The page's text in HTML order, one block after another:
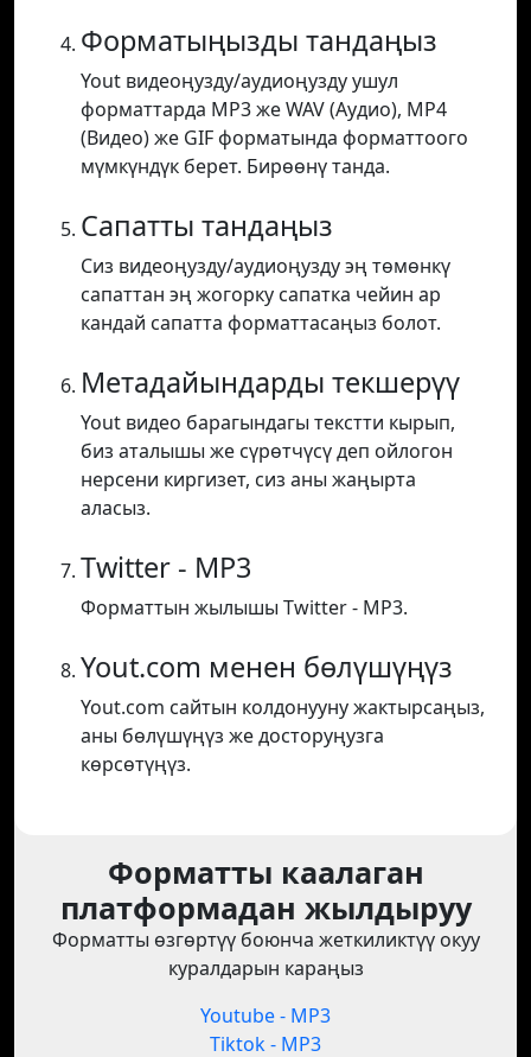
Форматыңызды тандаңыз
Yout видеоңузду/аудиоңузду ушул
форматтарда MP3 же WAV (Аудио), MP4
(Видео) же GIF форматында форматтоого
мүмкүндүк берет. Бирөөнү танда.
Сапатты тандаңыз
Сиз видеоңузду/аудиоңузду эң төмөнкү
сапаттан эң жогорку сапатка чейин ар
кандай сапатта форматтасаңыз болот.
Метадайындарды текшерүү
Yout видео барагындагы текстти кырып,
биз аталышы же сүрөтчүсү деп ойлогон
нерсени киргизет, сиз аны жаңырта
аласыз.
Twitter - MP3
Форматтын жылышы Twitter - MP3.
Yout.com менен бөлүшүңүз
Yout.com сайтын колдонууну жактырсаңыз,
аны бөлүшүңүз же досторуңузга
көрсөтүңүз.
Форматты каалаган
платформадан жылдыруу
Форматты өзгөртүү боюнча жеткиликтүү окуу
куралдарын караңыз
Youtube - MP3
Tiktok - MP3